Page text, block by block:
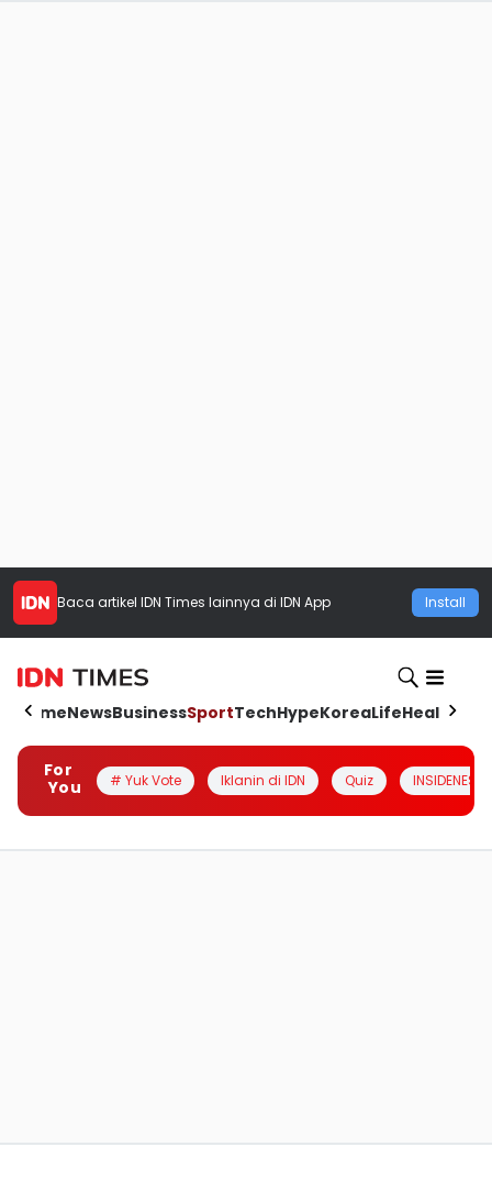
Baca artikel IDN Times lainnya di IDN App Install
HomeNewsBusinessSportTechHypeKoreaLifeHealth
For
You
# Yuk Vote Iklanin di IDN Quiz INSIDENESIA